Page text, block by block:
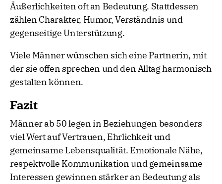
Äußerlichkeiten oft an Bedeutung. Stattdessen
zählen Charakter, Humor, Verständnis und
gegenseitige Unterstützung.
Viele Männer wünschen sich eine Partnerin, mit
der sie offen sprechen und den Alltag harmonisch
gestalten können.
Fazit
Männer ab 50 legen in Beziehungen besonders
viel Wert auf Vertrauen, Ehrlichkeit und
gemeinsame Lebensqualität. Emotionale Nähe,
respektvolle Kommunikation und gemeinsame
Interessen gewinnen stärker an Bedeutung als